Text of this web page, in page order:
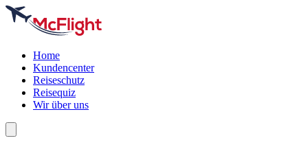
Home
Kundencenter
Reiseschutz
Reisequiz
Wir über uns